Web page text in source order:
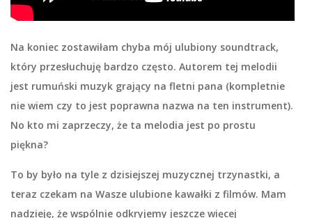
Na koniec zostawiłam chyba mój ulubiony soundtrack,
który przesłuchuję bardzo często. Autorem tej melodii
jest rumuński muzyk grający na fletni pana (kompletnie
nie wiem czy to jest poprawna nazwa na ten instrument).
No kto mi zaprzeczy, że ta melodia jest po prostu
piękna?
To by było na tyle z dzisiejszej muzycznej trzynastki, a
teraz czekam na Wasze ulubione kawałki z filmów. Mam
nadzieję, że wspólnie odkryjemy jeszcze więcej